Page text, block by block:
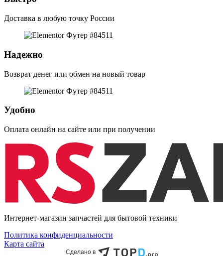
Доставка в любую точку России
Надежно
Возврат денег или обмен на новый товар
Удобно
Оплата онлайн на сайте или при получении
Интернет-магазин запчастей для бытовой техники
Политика конфиденциальности
Карта сайта
Сделано в